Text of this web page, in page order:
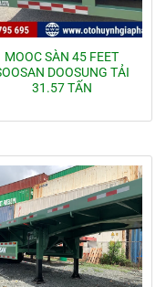
MOOC SÀN 45 FEET
DOOSUNG TẢI
31.57 TẤN